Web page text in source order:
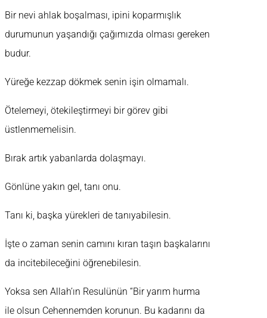
Bir nevi ahlak boşalması, ipini koparmışlık
durumunun yaşandığı çağımızda olması gereken
budur.
Yüreğe kezzap dökmek senin işin olmamalı.
Ötelemeyi, ötekileştirmeyi bir görev gibi
üstlenmemelisin.
Bırak artık yabanlarda dolaşmayı.
Gönlüne yakın gel, tanı onu.
Tanı ki, başka yürekleri de tanıyabilesin.
İşte o zaman senin camını kıran taşın başkalarını
da incitebileceğini öğrenebilesin.
Yoksa sen Allah’ın Resulünün “Bir yarım hurma
ile olsun Cehennemden korunun. Bu kadarını da